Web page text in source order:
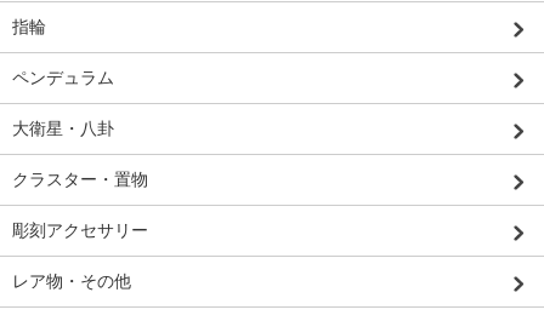
指輪
ペンデュラム
大衛星・八卦
クラスター・置物
彫刻アクセサリー
レア物・その他